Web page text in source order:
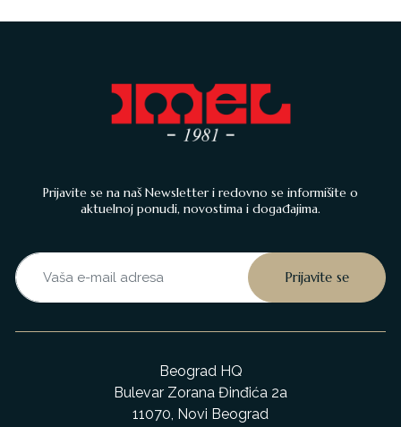
Prijavite se na naš Newsletter i redovno se informišite o
aktuelnoj ponudi, novostima i događajima.
Beograd HQ
Bulevar Zorana Đinđića 2a
11070, Novi Beograd